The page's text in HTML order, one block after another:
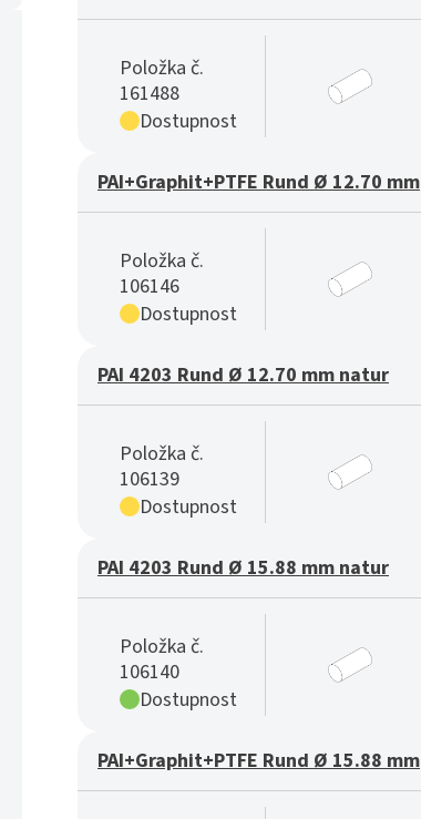
Položka č.
161488
Dostupnost
PAI+Graphit+PTFE Rund Ø 12.70 mm
Položka č.
106146
Dostupnost
PAI 4203 Rund Ø 12.70 mm natur
Položka č.
106139
Dostupnost
PAI 4203 Rund Ø 15.88 mm natur
Položka č.
106140
Dostupnost
PAI+Graphit+PTFE Rund Ø 15.88 mm